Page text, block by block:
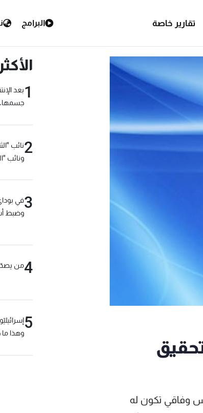
تقارير خاصة البرامج
وفاقي تكون له
1بعد
جسمها...
2نائب
ونائب
3
وضبط
4من
5
وهذا